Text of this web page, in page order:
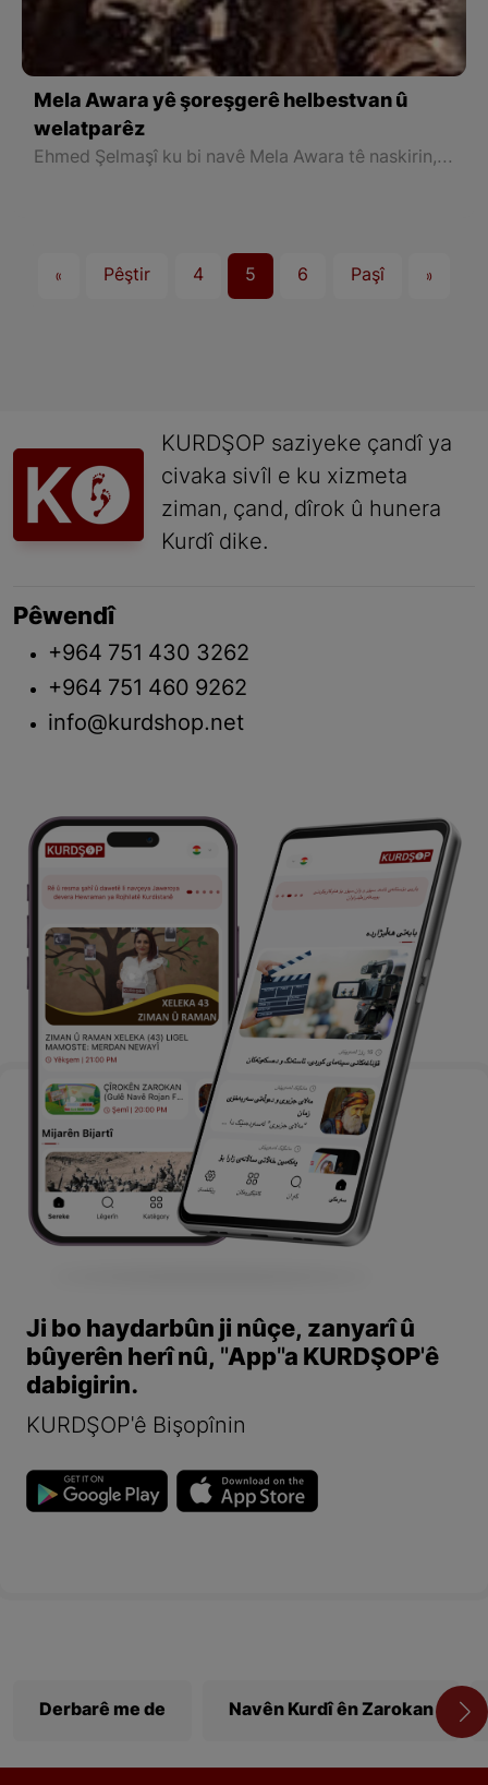
Mela Awara yê şoreşgerê helbestvan û
welatparêz
Ehmed Şelmaşî ku bi navê Mela Awara tê naskirin, navekî naskirî ye li Rojhilatê Kurdistanê ku di salên 46 û 47an de di tevgera çekdarî ya li dijî rejîma gendel a Mihemed Reza Şah Pehlewî de roleke bi bandor hebû.
« Pêştir 4 5 6 Paşî »
KURDŞOP saziyeke çandî ya
civaka sivîl e ku xizmeta
ziman, çand, dîrok û hunera
Kurdî dike.
Pêwendî
+964 751 430 3262
+964 751 460 9262
info@kurdshop.net
Ji bo haydarbûn ji nûçe, zanyarî û
bûyerên herî nû, "App"a KURDŞOP'ê
dabigirin.
KURDŞOP'ê Bişopînin
Derbarê me de Navên Kurdî ên Zarokan